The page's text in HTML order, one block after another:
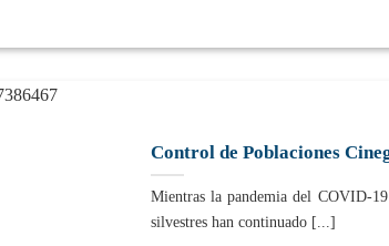
Control de Poblaciones
Mientras la pandemia del COVID-
silvestres han continuado [...]